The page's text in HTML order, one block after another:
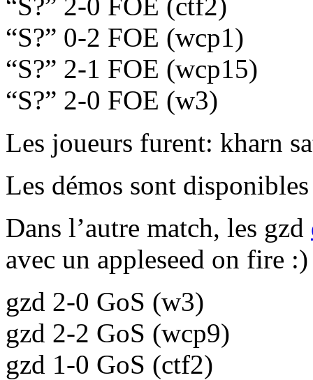
S?
0-2 FOE (wcp1)
S?
2-1 FOE (wcp15)
S?
2-0 FOE (w3)
Les joueurs furent: kharn
Les démos sont
Dans l’autre match, les gzd
avec un appleseed on fire :)
gzd 2-0 GoS (w3)
gzd 2-2 GoS (wcp9)
gzd 1-0 GoS (ctf2)